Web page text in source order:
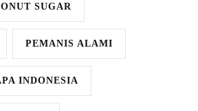
SUGAR
PEMANIS ALAMI
INDONESIA